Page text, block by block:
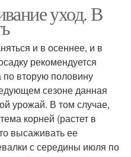
Среднепоздние сорта
Крупные сорта
Зимний сорт
уход. В
и в осеннее, и в
рекомендуется
по вторую половину
сезоне данная
урожай. В том случае,
корней (растет в
высаживать ее
с середины июля по